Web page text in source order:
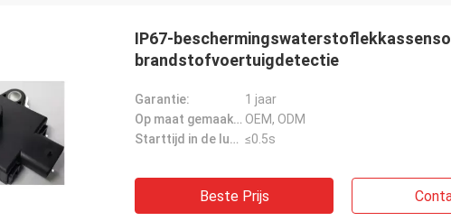
IP67-
brandstofvoertuigdetectie
Garantie:
1 jaar
Op maat gemaakte ondersteuning: OEM, ODM
Starttijd in de lucht: ≤0.5s
Beste Prijs